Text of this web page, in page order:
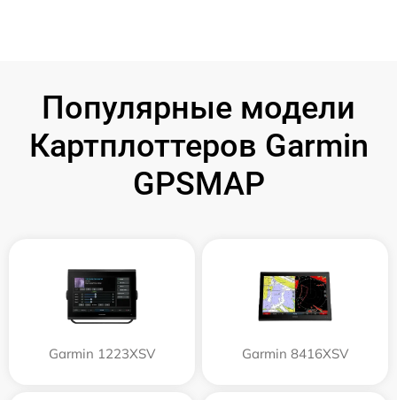
Популярные модели
Картплоттеров Garmin
GPSMAP
Garmin 1223XSV Garmin 8416XSV